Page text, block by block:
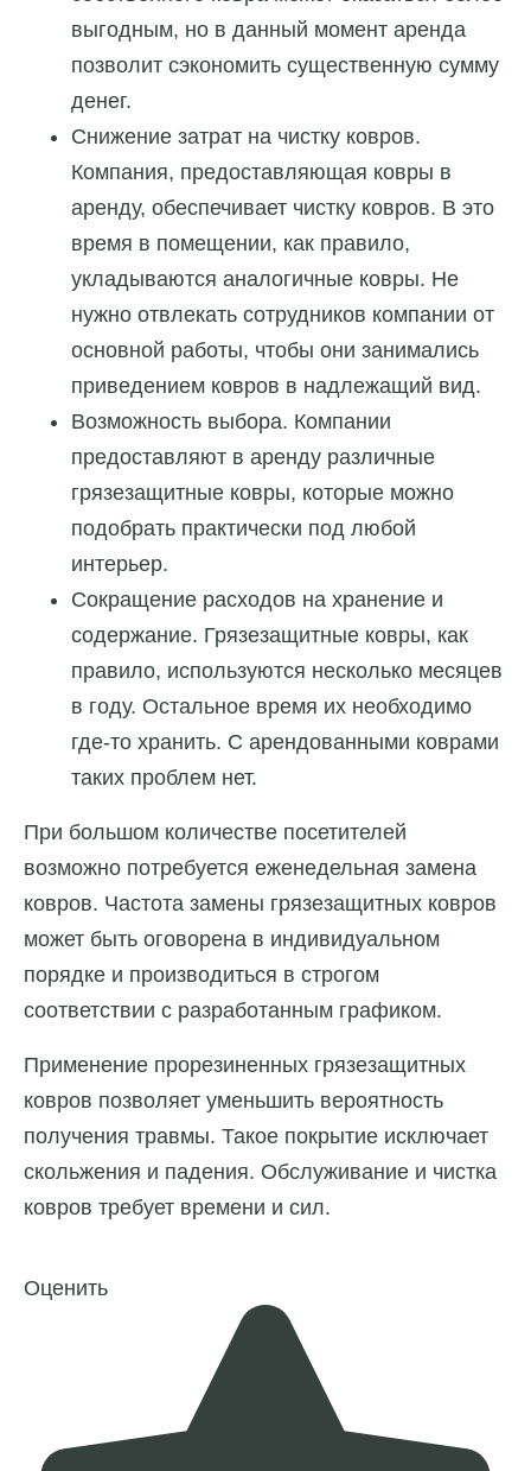
выгодным, но в данный момент аренда
позволит сэкономить существенную сумму
денег.
Снижение затрат на чистку ковров.
Компания, предоставляющая ковры в
аренду, обеспечивает чистку ковров. В это
время в помещении, как правило,
укладываются аналогичные ковры. Не
нужно отвлекать сотрудников компании от
основной работы, чтобы они занимались
приведением ковров в надлежащий вид.
Возможность выбора. Компании
предоставляют в аренду различные
грязезащитные ковры, которые можно
подобрать практически под любой
интерьер.
Сокращение расходов на хранение и
содержание. Грязезащитные ковры, как
правило, используются несколько месяцев
в году. Остальное время их необходимо
где-то хранить. С арендованными коврами
таких проблем нет.
При большом количестве посетителей
возможно потребуется еженедельная замена
ковров. Частота замены грязезащитных ковров
может быть оговорена в индивидуальном
порядке и производиться в строгом
соответствии с разработанным графиком.
Применение прорезиненных грязезащитных
ковров позволяет уменьшить вероятность
получения травмы. Такое покрытие исключает
скольжения и падения. Обслуживание и чистка
ковров требует времени и сил.
Оценить